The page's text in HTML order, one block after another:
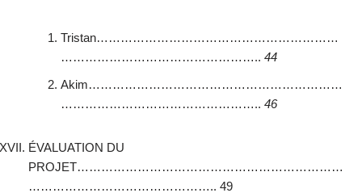
Tristan……………………………………………………
………………………………………….. 44
Akim………………………………………………………
………………………………………….. 46
ÉVALUATION DU
PROJET…………………………………………………………
……………………………………….. 49